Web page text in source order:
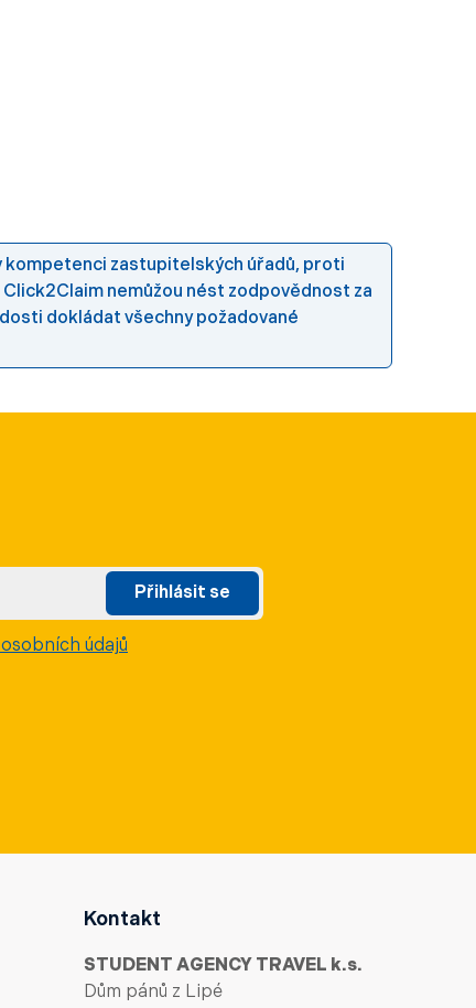
kompetenci zastupitelských úřadů, proti
nemůžou nést zodpovědnost za
dokládat všechny požadované
Přihlásit se
údajů
Kontakt
STUDENT AGENCY TRAVEL k.s.
Dům pánů z Lipé